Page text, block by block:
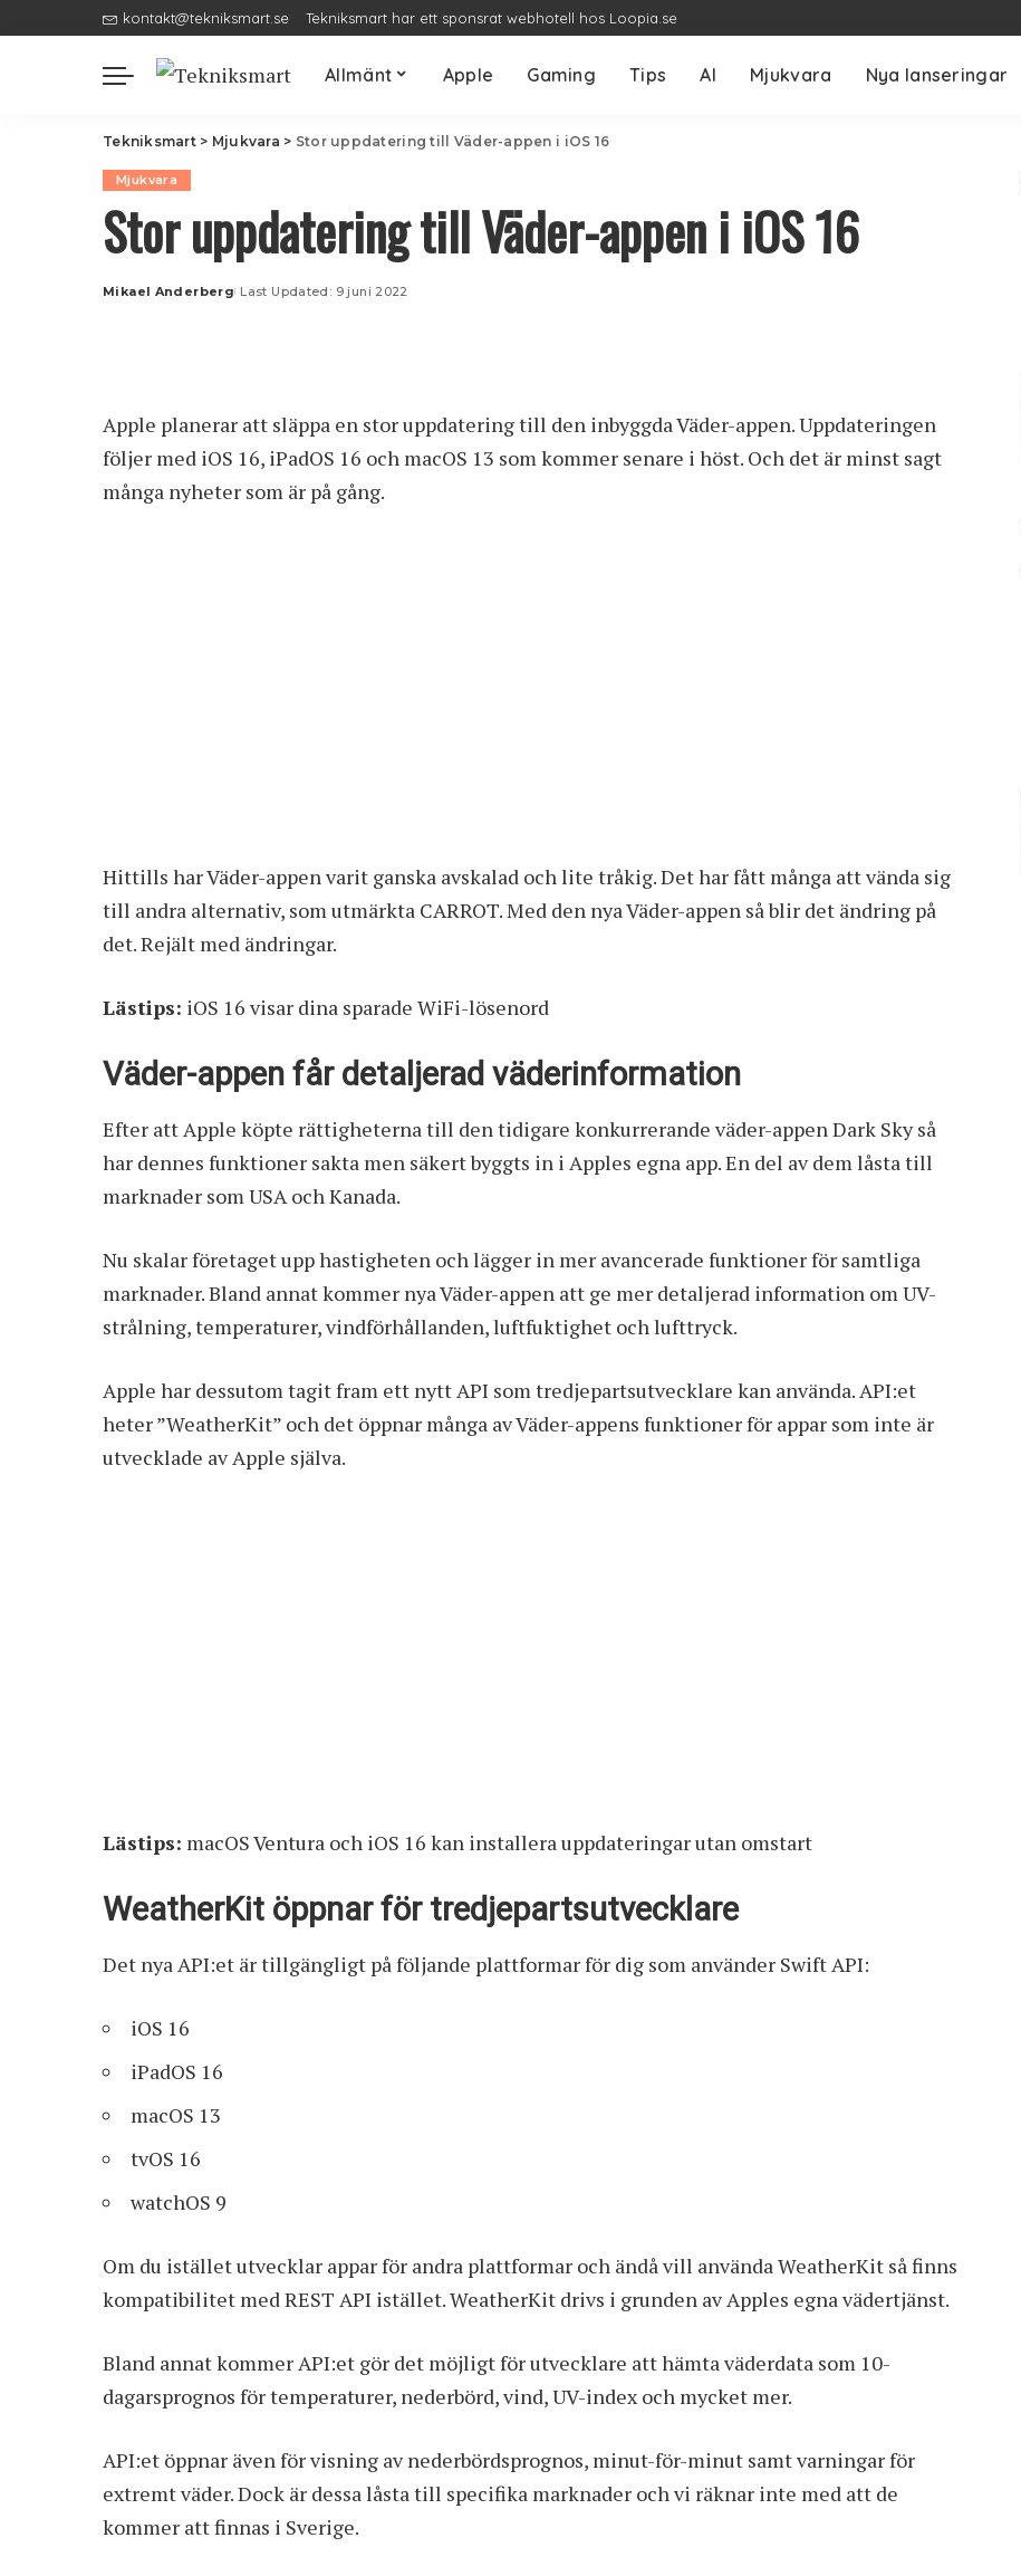
kontakt@tekniksmart.se Tekniksmart har ett sponsrat webhotell hos Loopia.se
Allmänt Apple Gaming Tips AI Mjukvara Nya lanseringar
Tekniksmart> Mjukvara > Stor uppdatering till Väder-appen i iOS 16
Mjukvara
Stor uppdatering till Väder-appen i iOS 16
Posted
Mikael Anderberg Last Updated: 9 juni 2022
Apple planerar att släppa en stor uppdatering till den inbyggda Väder-appen. Uppdateringen
följer med iOS 16, iPadOS 16 och macOS 13 som kommer senare i höst. Och det är minst sagt
många nyheter som är på gång.
Hittills har Väder-appen varit ganska avskalad och lite tråkig. Det har fått många att vända sig
till andra alternativ, som utmärkta CARROT. Med den nya Väder-appen så blir det ändring på
det. Rejält med ändringar.
Lästips: iOS 16 visar dina sparade WiFi-lösenord
Väder-appen får detaljerad väderinformation
Efter att Apple köpte rättigheterna till den tidigare konkurrerande väder-appen Dark Sky så
har dennes funktioner sakta men säkert byggts in i Apples egna app. En del av dem låsta till
marknader som USA och Kanada.
Nu skalar företaget upp hastigheten och lägger in mer avancerade funktioner för samtliga
marknader. Bland annat kommer nya Väder-appen att ge mer detaljerad information om UV-
strålning, temperaturer, vindförhållanden, luftfuktighet och lufttryck.
Apple har dessutom tagit fram ett nytt API som tredjepartsutvecklare kan använda. API:et
heter ”WeatherKit” och det öppnar många av Väder-appens funktioner för appar som inte är
utvecklade av Apple själva.
Lästips: macOS Ventura och iOS 16 kan installera uppdateringar utan omstart
WeatherKit öppnar för tredjepartsutvecklare
Det nya API:et är tillgängligt på följande plattformar för dig som använder Swift API:
iOS 16
iPadOS 16
macOS 13
tvOS 16
watchOS 9
Om du istället utvecklar appar för andra plattformar och ändå vill använda WeatherKit så finns
kompatibilitet med REST API istället. WeatherKit drivs i grunden av Apples egna vädertjänst.
Bland annat kommer API:et gör det möjligt för utvecklare att hämta väderdata som 10-
dagarsprognos för temperaturer, nederbörd, vind, UV-index och mycket mer.
API:et öppnar även för visning av nederbördsprognos, minut-för-minut samt varningar för
extremt väder. Dock är dessa låsta till specifika marknader och vi räknar inte med att de
kommer att finnas i Sverige.